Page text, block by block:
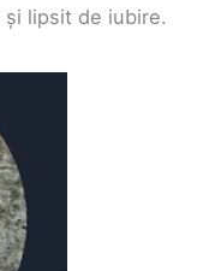
lipsit de iubire.